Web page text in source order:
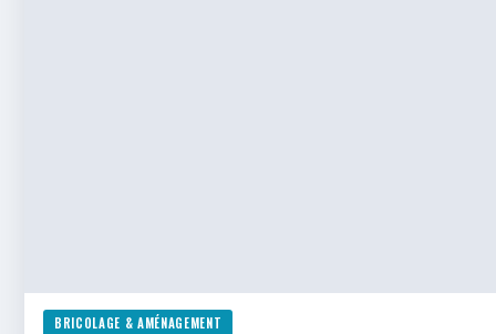
BRICOLAGE & AMÉNAGEMENT